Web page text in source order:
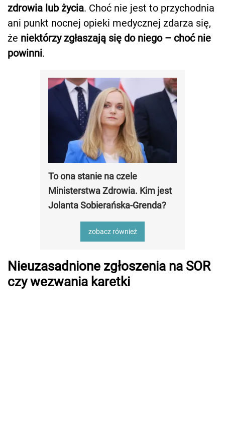
zdrowia lub życia. Choć nie jest to przychodnia
ani punkt nocnej opieki medycznej zdarza się,
że niektórzy zgłaszają się do niego – choć nie
powinni.
To ona stanie na czele
Ministerstwa Zdrowia. Kim jest
Jolanta Sobierańska-Grenda?
zobacz również
Nieuzasadnione zgłoszenia na SOR
czy wezwania karetki